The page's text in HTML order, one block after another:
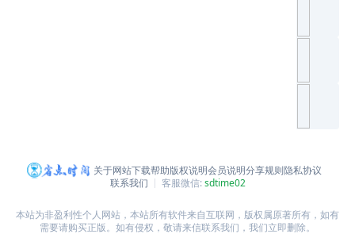
关于网站下载帮助版权说明会员说明分享规则隐私协议
联系我们
客服微信:sdtime02
本站为非盈利性个人网站，本站所有软件来自互联网，版权属原著所有，如有
需要请购买正版。如有侵权，敬请来信联系我们，我们立即删除。